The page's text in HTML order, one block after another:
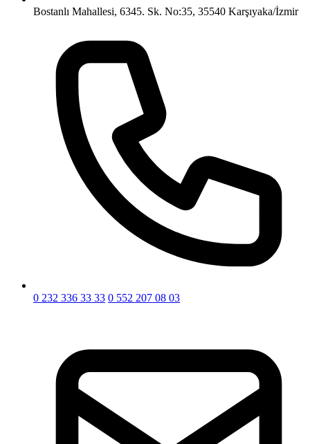
Bostanlı Mahallesi, 6345. Sk. No:35, 35540 Karşıyaka/İzmir
0 232 336 33 33 0 552 207 08 03